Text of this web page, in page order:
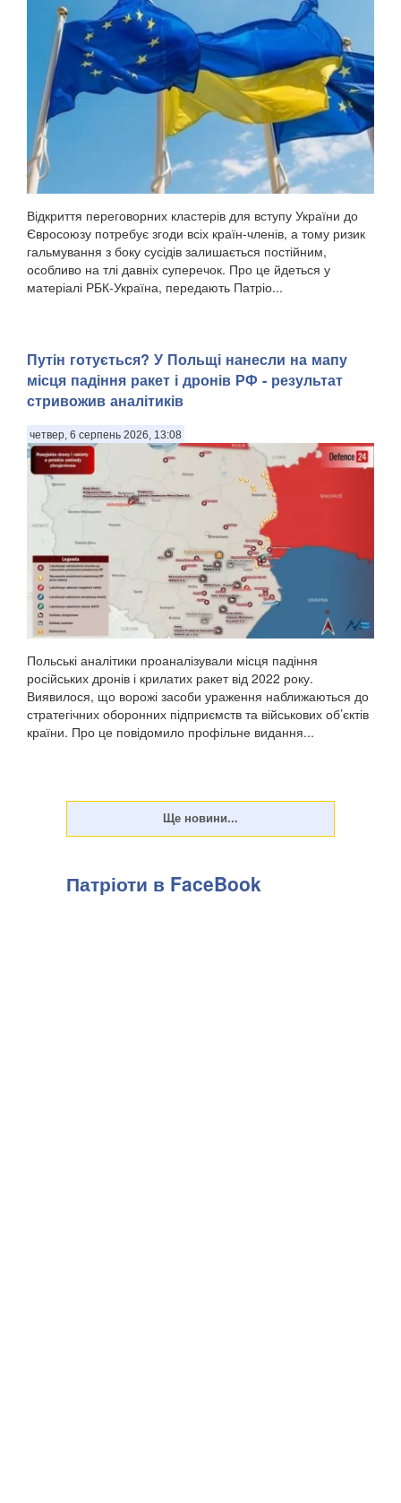
Відкриття переговорних кластерів для вступу України до
Євросоюзу потребує згоди всіх країн-членів, а тому ризик
гальмування з боку сусідів залишається постійним,
особливо на тлі давніх суперечок. Про це йдеться у
матеріалі РБК-Україна, передають Патріо...
Путін готується? У Польщі нанесли на мапу
місця падіння ракет і дронів РФ - результат
стривожив аналітиків
четвер, 6 серпень 2026, 13:08
Польські аналітики проаналізували місця падіння
російських дронів і крилатих ракет від 2022 року.
Виявилося, що ворожі засоби ураження наближаються до
стратегічних оборонних підприємств та військових об’єктів
країни. Про це повідомило профільне видання...
Патріоти в FaceBook